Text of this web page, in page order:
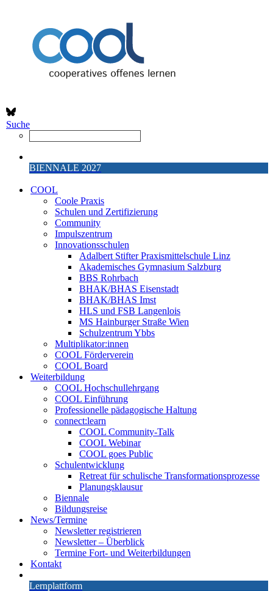
Suche
BIENNALE 2027
COOL
Coole Praxis
Schulen und Zertifizierung
Community
Impulszentrum
Innovationsschulen
Adalbert Stifter Praxismittelschule Linz
Akademisches Gymnasium Salzburg
BBS Rohrbach
BHAK/BHAS Eisenstadt
BHAK/BHAS Imst
HLS und FSB Langenlois
MS Hainburger Straße Wien
Schulzentrum Ybbs
Multiplikator:innen
COOL Förderverein
COOL Board
Weiterbildung
COOL Hochschullehrgang
COOL Einführung
Professionelle pädagogische Haltung
connect:learn
COOL Community-Talk
COOL Webinar
COOL goes Public
Schulentwicklung
Retreat für schulische Transformationsprozesse
Planungsklausur
Biennale
Bildungsreise
News/Termine
Newsletter registrieren
Newsletter – Überblick
Termine Fort- und Weiterbildungen
Kontakt
Lernplattform